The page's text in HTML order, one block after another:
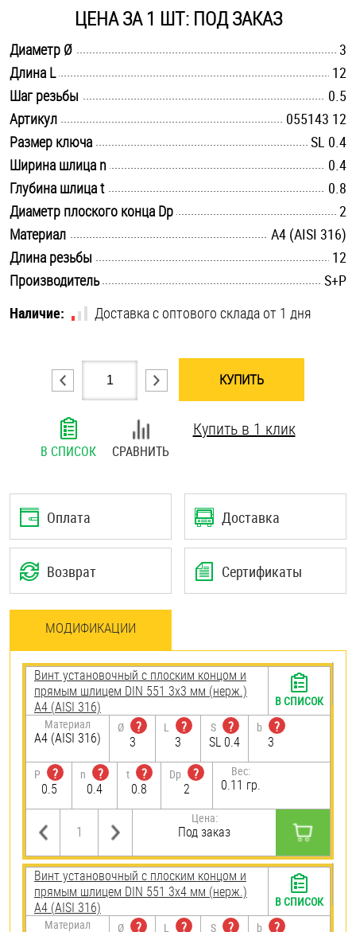
Стопорные кольца
Такелаж
Хомуты
Шайбы
Шпильки
Шплинты
Штифты и пальцы
ЦЕНА ЗА 1 ШТ: ПОД ЗАКАЗ
Диаметр Ø
3
Длина L
12
Шаг резьбы
0.5
Артикул
055143 12
Размер ключа
SL 0.4
Ширина шлица n
0.4
Глубина шлица t
0.8
Диаметр плоского конца Dp
2
Материал
A4 (AISI 316)
Длина резьбы
12
Производитель
S+P
Наличие:
Доставка с оптового склада от 1 дня
КУПИТЬ
В СПИСОК СРАВНИТЬ
Купить в 1 клик
Оплата Доставка
Возврат Сертификаты
МОДИФИКАЦИИ
Винт установочный с плоским концом и
прямым шлицем DIN 551 3х3 мм (нерж.)
A4 (AISI 316)
Материал
A4 (AISI 316)
Ø
?
3
L
?
3
S
?
SL 0.4
b
?
3
P
?
0.5
n
?
0.4
t
?
0.8
Dp
?
2
Вес:
0.11 гр.
Цена:
Под заказ
В СПИСОК
Винт установочный с плоским концом и
прямым шлицем DIN 551 3х4 мм (нерж.)
A4 (AISI 316)
Материал Ø ? L ? S ? b ?
В СПИСОК